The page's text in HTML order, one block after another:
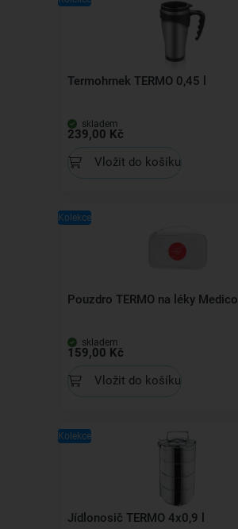
Termohrnek TERMO 0,45 l
skladem
239,00 Kč
Vložit do košíku
Kolekce
Pouzdro TERMO na léky Medico
skladem
159,00 Kč
Vložit do košíku
Kolekce
Jídlonosič TERMO 4x0,9 l